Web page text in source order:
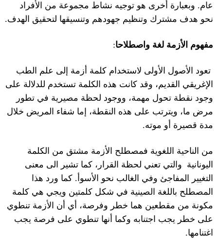
عام. وبعبارة أخرى هو توجيه نشاط مجموعة من الأفراد
نحو هدف مشترك وتنظيم جهودهم وتنسيقها لتحقيق الهدف.
مفهوم الأزمة لغة واصطلاحا:
تعود الأصول الأولى لاستخدام كلمة أزمة إلى علم الطب
الإغريقي القديم، وقد كانت هذه الكلمة تستخدم للدلالة على
وجود نقطة تحول مهمة، ووجود لحظة مصيرية في تطور
مرض ما، ويترتب على هذه النقطة، إما شفاء المريض خلال
مدة قصيرة أو موته.
من الناحية اللغوية فمصطلح الأزمة مشتق من الكلمة
اليونانية والتي تعني لحظة القرار، كما تشير الى معنى
التغيير المفاجئ وفي الغالب نحو الأسوأ . كما ورد هذا
المصطلح باللغة الصينية في شكل كلمتين ويجي هي كلمة
مكونة من مقطعين هما خطر وفرصة، أي أن الأزمة تنطوي
على خطر يجب اجتنابه وكما أنها تنطوي على فرصة يجب
اغتنامها.